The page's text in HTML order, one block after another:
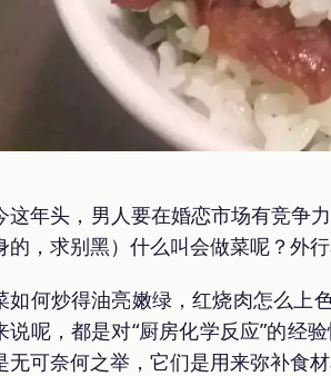
这年头，男人要在婚恋市场有竞争
的，求别黑）什么叫会做菜呢？外
如何炒得油亮嫩绿，红烧肉怎么上
说呢，都是对“厨房化学反应”的经
无可奈何之举，它们是用来弥补食材